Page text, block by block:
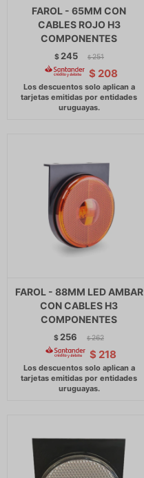
FAROL - 65MM CON
CABLES ROJO H3
COMPONENTES
$ 245 $ 251
$ 208
FAROL - 88MM LED AMBAR
CON CABLES H3
COMPONENTES
$ 256 $ 262
$ 218